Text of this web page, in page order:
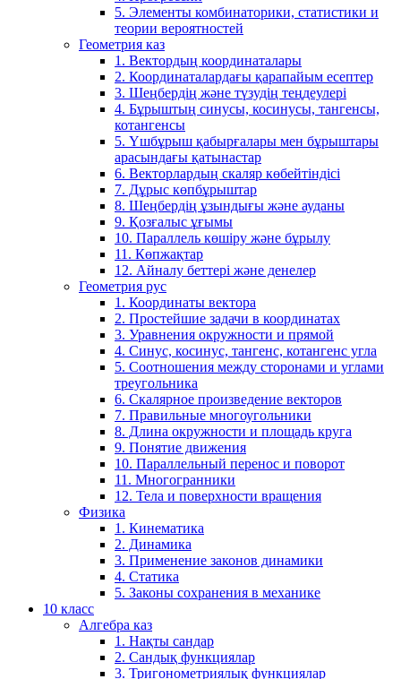
5. Элементы комбинаторики, статистики и
теории вероятностей
Геометрия каз
1. Вектордың координаталары
2. Координаталардағы қарапайым есептер
3. Шеңбердің және түзудің теңдеулері
4. Бұрыштың синусы, косинусы, тангенсы,
котангенсы
5. Үшбұрыш қабырғалары мен бұрыштары
арасындағы қатынастар
6. Векторлардың скаляр көбейтіндісі
7. Дұрыс көпбұрыштар
8. Шеңбердің ұзындығы және ауданы
9. Қозғалыс ұғымы
10. Параллель көшіру және бұрылу
11. Көпжақтар
12. Айналу беттері және денелер
Геометрия рус
1. Координаты вектора
2. Простейшие задачи в координатах
3. Уравнения окружности и прямой
4. Синус, косинус, тангенс, котангенс угла
5. Соотношения между сторонами и углами
треугольника
6. Скалярное произведение векторов
7. Правильные многоугольники
8. Длина окружности и площадь круга
9. Понятие движения
10. Параллельный перенос и поворот
11. Многогранники
12. Тела и поверхности вращения
Физика
1. Кинематика
2. Динамика
3. Применение законов динамики
4. Статика
5. Законы сохранения в механике
10 класс
Алгебра каз
1. Нақты сандар
2. Сандық функциялар
3. Тригонометриялық функциялар